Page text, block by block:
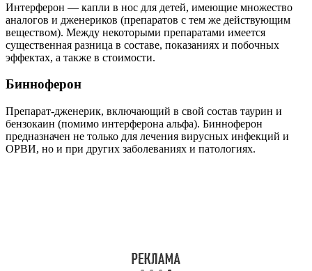
Интерферон — капли в нос для детей, имеющие множество
аналогов и дженериков (препаратов с тем же действующим
веществом). Между некоторыми препаратами имеется
существенная разница в составе, показаниях и побочных
эффектах, а также в стоимости.
Бинноферон
Препарат-дженерик, включающий в свой состав таурин и
бензокаин (помимо интерферона альфа). Бинноферон
предназначен не только для лечения вирусных инфекций и
ОРВИ, но и при других заболеваниях и патологиях.